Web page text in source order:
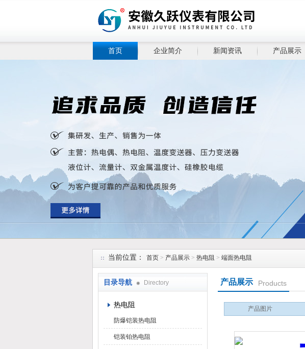
安徽久跃仪表有限公司
首页 企业简介 新闻资讯 产品展示
当前位置： 首页 > 产品展示 > 热电阻 > 端面热电阻
目录导航 Directory
热电阻
防爆铠装热电阻
铠装铂热电阻
产品展示 Products
产品图片